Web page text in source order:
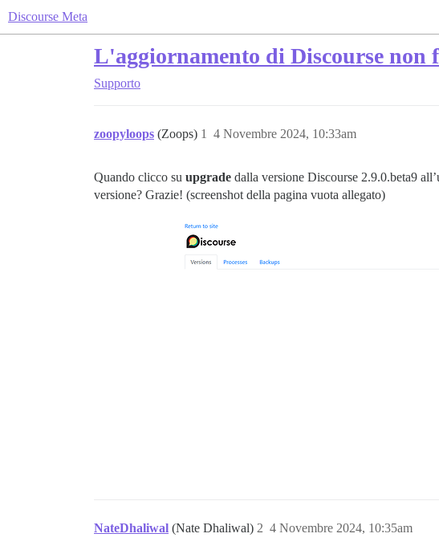
Discourse Meta
L'aggiornamento di Discourse non
Supporto
zoopyloops (Zoops) 4 Novembre 2024, 10:33am
1
Quando clicco su upgrade dalla versione Discourse 2.9.0.beta9
versione? Grazie! (screenshot della pagina vuota allegato)
NateDhaliwal (Nate Dhaliwal) 4 Novembre 2024, 10:35am
2